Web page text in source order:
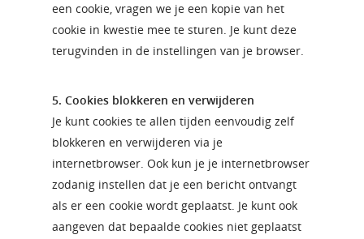
een cookie, vragen we je een kopie van het
cookie in kwestie mee te sturen. Je kunt deze
terugvinden in de instellingen van je browser.
5. Cookies blokkeren en verwijderen
Je kunt cookies te allen tijden eenvoudig zelf
blokkeren en verwijderen via je
internetbrowser. Ook kun je je internetbrowser
zodanig instellen dat je een bericht ontvangt
als er een cookie wordt geplaatst. Je kunt ook
aangeven dat bepaalde cookies niet geplaatst